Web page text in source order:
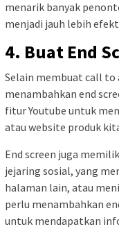
menarik banyak
menjadi jauh lebih
4. Buat End
Selain membuat call to
menambahkan end
fitur Youtube untuk
atau website produk
End screen juga
jejaring sosial, yang
halaman lain, atau
perlu menambahkan
untuk mendapatkan